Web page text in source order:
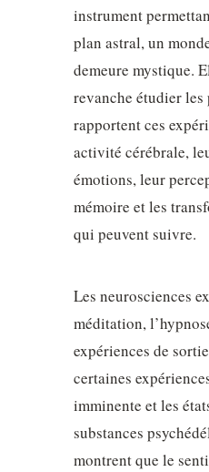
instrument
plan astral, un
demeure mystique.
revanche étudier les
rapportent ces
activité cérébrale,
émotions, leur
mémoire et les
qui peuvent suivre.
Les neurosciences
méditation,
expériences de
certaines
imminente et les
substances
montrent que le